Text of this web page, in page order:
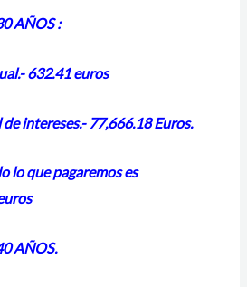
AÑOS :
632.41 euros
intereses.- 77,666.18 Euros.
lo que pagaremos es
AÑOS.